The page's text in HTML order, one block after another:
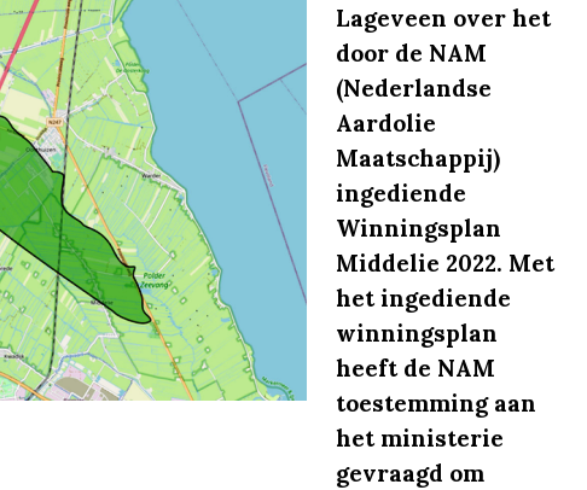
Lageveen over het
door de NAM
(Nederlandse
Aardolie
Maatschappij)
ingediende
Winningsplan
Middelie 2022. Met
het ingediende
winningsplan
heeft de NAM
toestemming aan
het ministerie
gevraagd om